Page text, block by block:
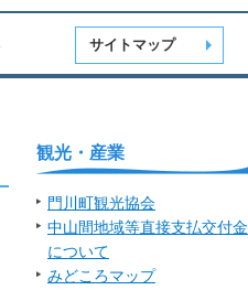
サイトマップ
観光・産業
門川町観光協会
中山間地域等直接支払交付金
について
みどころマップ